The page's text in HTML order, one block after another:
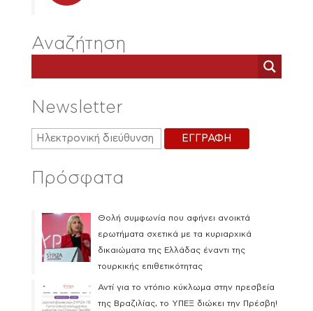
Αναζήτηση
Newsletter
Πρόσφατα
Θολή συμφωνία που αφήνει ανοικτά
ερωτήματα σχετικά με τα κυριαρχικά
δικαιώματα της Ελλάδας έναντι της
τουρκικής επιθετικότητας
Αντί για το ντόπιο κύκλωμα στην πρεσβεία
της Βραζιλίας, το ΥΠΕΞ διώκει την Πρέσβη!